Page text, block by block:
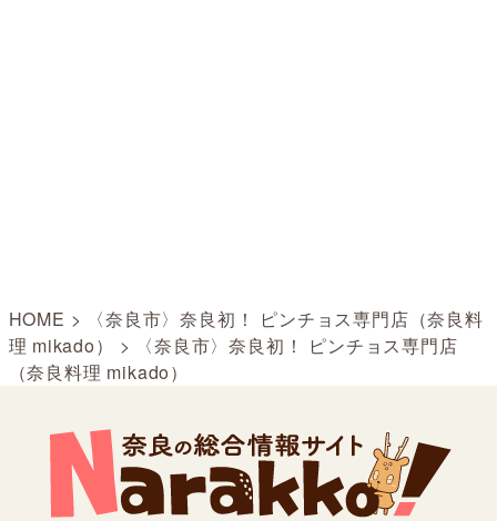
HOME >
〈奈良市〉奈良初！ ピンチョス専門店（奈良料
理 mikado）
>
〈奈良市〉奈良初！ ピンチョス専門店
（奈良料理 mikado）